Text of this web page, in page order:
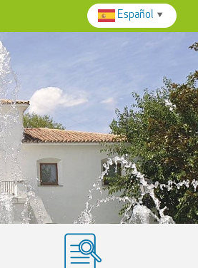
Español ▼